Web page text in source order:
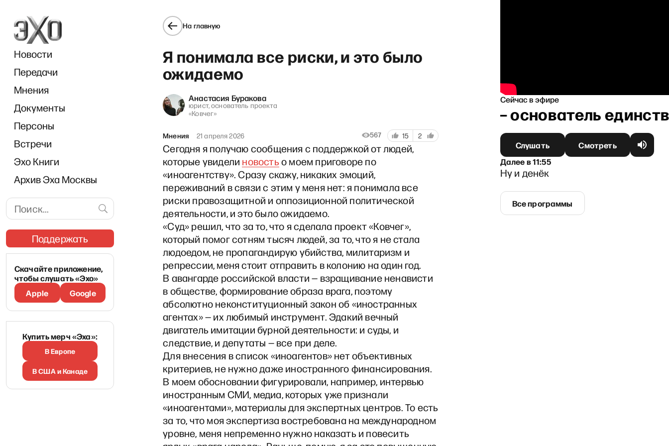
Новости
Передачи
Мнения
Документы
Персоны
Встречи
Эхо Книги
Архив Эха Москвы
Поддержать
Скачайте приложение,
чтобы слушать «Эхо»
Apple
Google
Купить мерч «Эха»:
В Европе
В США и Канаде
На главную
Я понимала все риски, и это было
ожидаемо
Анастасия Буракова
юрист, основатель проекта
«Ковчег»
Мнения 21 апреля 2026 567 15 2
Сегодня я получаю сообщения с поддержкой от людей,
которые увидели новостьо моем приговоре по
«иноагентству». Сразу скажу, никаких эмоций,
переживаний в связи с этим у меня нет: я понимала все
риски правозащитной и оппозиционной политической
деятельности, и это было ожидаемо.
«Суд» решил, что за то, что я сделала проект «Ковчег»,
который помог сотням тысяч людей, за то, что я не стала
людоедом, не пропагандирую убийства, милитаризм и
репрессии, меня стоит отправить в колонию на один год.
В авангарде российской власти — взращивание ненависти
в обществе, формирование образа врага, поэтому
абсолютно неконституционный закон об «иностранных
агентах» — их любимый инструмент. Эдакий вечный
двигатель имитации бурной деятельности: и суды, и
следствие, и депутаты — все при деле.
Для внесения в список «иноагентов» нет объективных
критериев, не нужно даже иностранного финансирования.
В моем обосновании фигурировали, например, интервью
иностранным СМИ, медиа, которых уже признали
«иноагентами», материалы для экспертных центров. То есть
за то, что моя экспертиза востребована на международном
уровне, меня непременно нужно наказать и повесить
Сейчас в эфире
Портрет дня: Григорий Явлинский — основатель
Слушать
Смотреть
Далеев11:55
Ну и денёк
Все программы